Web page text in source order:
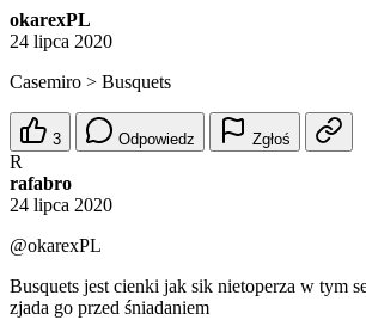
okarexPL
24 lipca 2020
Casemiro > Busquets
3 Odpowiedz Zgłoś
R
rafabro
24 lipca 2020
@okarexPL
Busquets jest cienki jak sik nietoperza w tym
zjada go przed śniadaniem